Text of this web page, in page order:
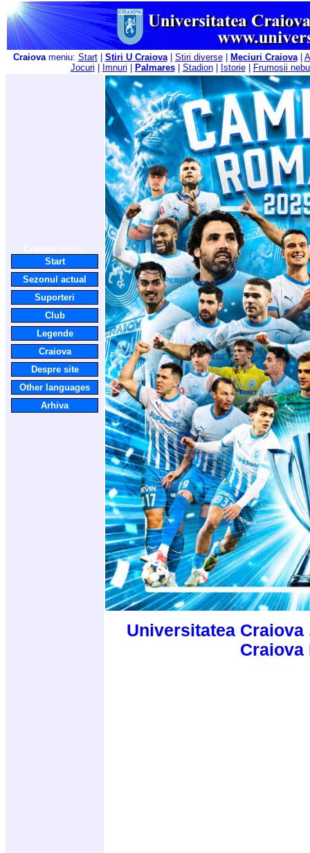
Craiovameniu: Start| Stiri U Craiova| Stiri diverse| Meciuri Craiova|
Jocuri
Imnuri Palmares| Stadion| Istorie| Frumosii
Start
Sezonul actual
Suporteri
Club
Legende
Craiova
Despre site
Other languages
Arhiva
Universitatea
Craiova